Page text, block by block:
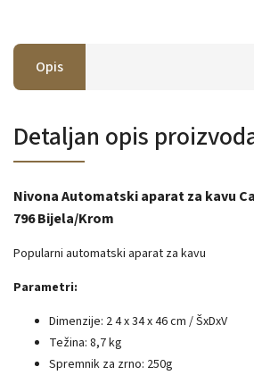
Opis
Detaljan opis
Nivona Automatski aparat za kavu
796 Bijela/Krom
Popularni automatski aparat za kavu
Parametri:
Dimenzije: 24 x 34 x 46 cm / ŠxDxV
Težina: 8,7 kg
Spremnik za zrno: 250g